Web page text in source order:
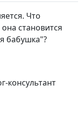
Мария
Что
становится
бабушка"?
консультант